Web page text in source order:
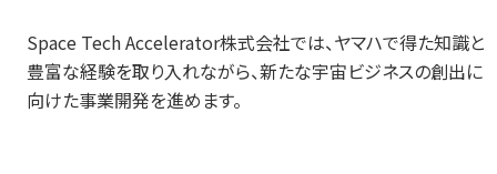
Space Tech Accelerator株式会社では、ヤマハで得た知識と
豊富な経験を取り入れながら、新たな宇宙ビジネスの創出に
向けた事業開発を進めます。